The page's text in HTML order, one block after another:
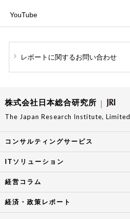
YouTube
レポートに関するお問い合わせ
株式会社日本総合研究所
The Japan Research Institute, Limited
コンサルティングサービス
ITソリューション
経営コラム
経済・政策レポート